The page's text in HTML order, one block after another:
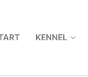
KENNEL